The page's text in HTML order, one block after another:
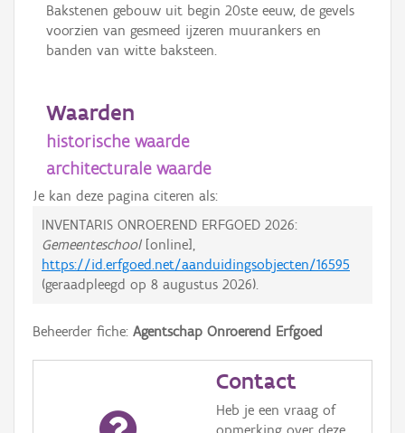
Bakstenen gebouw uit begin 20ste eeuw, de gevels
voorzien van gesmeed ijzeren muurankers en
banden van witte baksteen.
Waarden
historische waarde
architecturale waarde
Je kan deze pagina citeren als:
INVENTARIS ONROEREND ERFGOED 2026:
Gemeenteschool[online],
https://id.erfgoed.net/aanduidingsobjecten/16595
(geraadpleegd op 8 augustus 2026).
Beheerder fiche: Agentschap Onroerend Erfgoed
Contact
Heb je een vraag of